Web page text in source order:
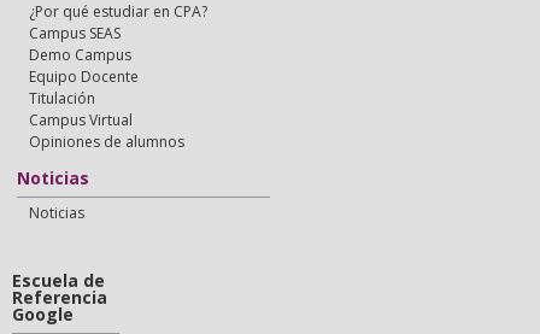
¿Por qué estudiar en CPA?
Campus SEAS
Demo Campus
Equipo Docente
Titulación
Campus Virtual
Opiniones de alumnos
Noticias
Noticias
Escuela de
Referencia
Google